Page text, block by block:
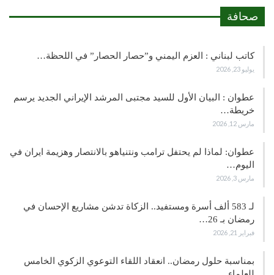
صحافة
كاتب لبناني : العزم اليمني و”حصار الحصار” في اللحظة…
يوليو 23, 2026
عطوان : البيان الأول للسيد مجتبى المرشد الإيراني الجديد يرسم
خريطة…
مارس 12, 2026
عطوان: لماذا لم يحتفل ترامب ونتنياهو بالانتصار وهزيمة ايران في
اليوم…
مارس 3, 2026
لـ 583 ألف أسرة ومستفيد.. الزكاة تدشن مشاريع الإحسان في
رمضان بـ 26…
فبراير 21, 2026
بمناسبة حلول رمضان.. انعقاد اللقاء التوعوي الزكوي الخامس